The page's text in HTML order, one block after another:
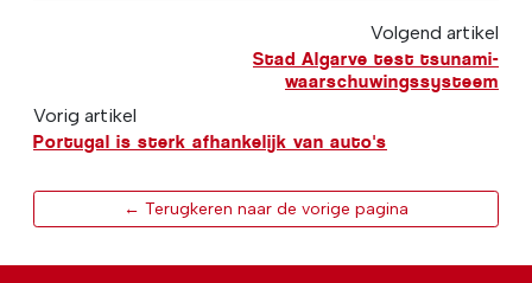
Volgend artikel
Stad Algarve test tsunami-
waarschuwingssysteem
Vorig artikel
Portugal is sterk afhankelijk van auto's
← Terugkeren naar de vorige pagina